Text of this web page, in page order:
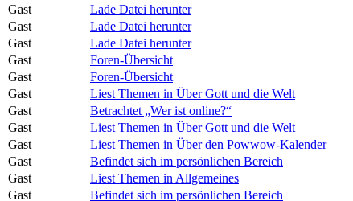
Gast
Lade Datei herunter
Gast
Lade Datei herunter
Gast
Lade Datei herunter
Gast
Foren-Übersicht
Gast
Foren-Übersicht
Gast
Liest Themen in Über Gott und die Welt
Gast
Betrachtet „Wer ist online?“
Gast
Liest Themen in Über Gott und die Welt
Gast
Liest Themen in Über den Powwow-Kalender
Gast
Befindet sich im persönlichen Bereich
Gast
Liest Themen in Allgemeines
Gast
Befindet sich im persönlichen Bereich